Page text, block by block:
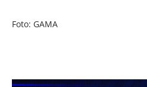
Foto: GAMA